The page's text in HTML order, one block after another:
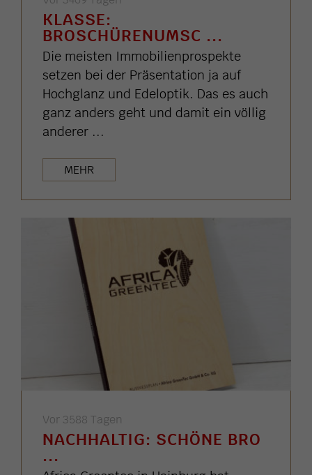
KLASSE:
BROSCHÜRENUMSC ...
Die meisten Immobilienprospekte
setzen bei der Präsentation ja auf
Hochglanz und Edeloptik. Das es auch
ganz anders geht und damit ein völlig
anderer ...
MEHR
Vor 3588 Tagen
NACHHALTIG: SCHÖNE BRO
...